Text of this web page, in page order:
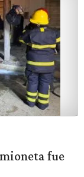
fue